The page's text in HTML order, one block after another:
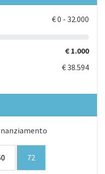
€0 - 32.000
€ 1.000
€ 38.594
72